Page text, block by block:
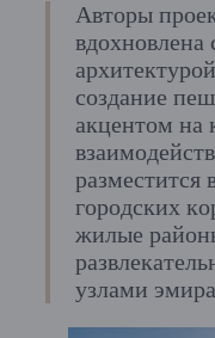
Авторы
вдохновлена
создание
акцентом на
разместится
городских
жилые
узлами